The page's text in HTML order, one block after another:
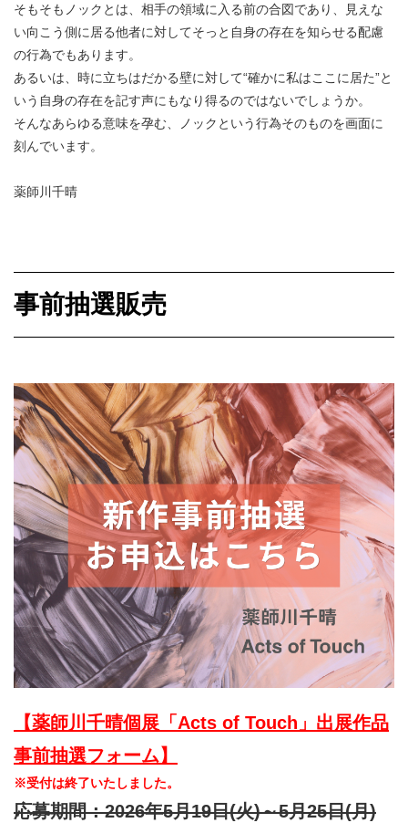
そもそもノックとは、相手の領域に入る前の合図であり、見えな
い向こう側に居る他者に対してそっと自身の存在を知らせる配慮
の行為でもあります。
あるいは、時に立ちはだかる壁に対して“確かに私はここに居た”と
いう自身の存在を記す声にもなり得るのではないでしょうか。
そんなあらゆる意味を孕む、ノックという行為そのものを画面に
刻んでいます。
薬師川千晴
事前抽選販売
【薬師川千晴個展「Acts of Touch」出展作品
事前抽選フォーム】
※受付は終了いたしました。
応募期間：2026年5月19日(火)～5月25日(月)